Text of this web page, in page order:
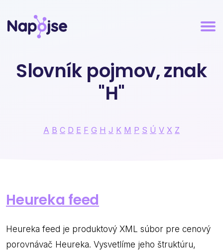
Slovník pojmov, znak
"H"
A B C D E F G H J K M P S Ú V X Z
Heureka feed
Heureka feed je produktový XML súbor pre cenový
porovnávač Heureka. Vysvetlíme jeho štruktúru,